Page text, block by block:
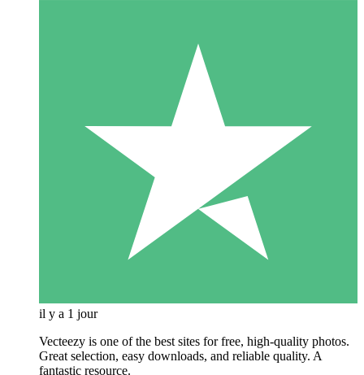
il y a 1 jour
Vecteezy is one of the best sites for free, high‑quality photos.
Great selection, easy downloads, and reliable quality. A
fantastic resource.